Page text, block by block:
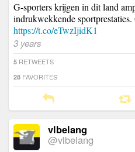
G-sporters krijgen in dit land
indrukwekkende
https://t.co/eTwzIjidK1
3 years
5 RETWEETS
28 FAVORITES
vlbelang
@vlbelang